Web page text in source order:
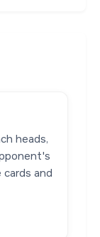
heads,
and